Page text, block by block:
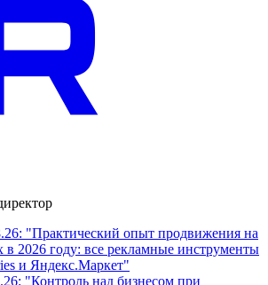
"Практический опыт продвижения на
в 2026 году: все рекламные инструменты
и Яндекс.Маркет"
"Контроль над бизнесом при